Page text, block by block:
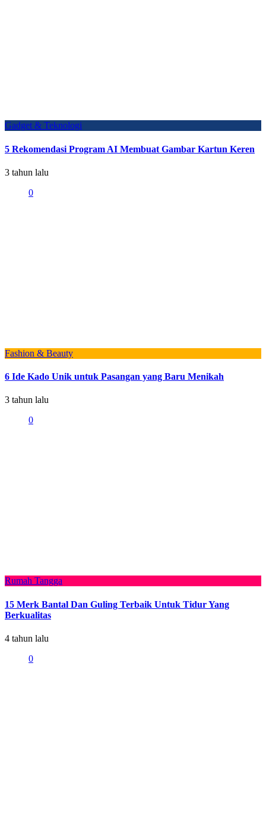
Gadget & Teknologi
5 Rekomendasi Program AI Membuat Gambar Kartun Keren
3 tahun lalu
0
Fashion & Beauty
6 Ide Kado Unik untuk Pasangan yang Baru Menikah
3 tahun lalu
0
Rumah Tangga
15 Merk Bantal Dan Guling Terbaik Untuk Tidur Yang
Berkualitas
4 tahun lalu
0